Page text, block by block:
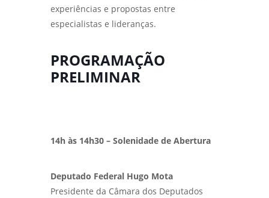
experiências e propostas entre
especialistas e lideranças.
PROGRAMAÇÃO
PRELIMINAR
14h às 14h30 – Solenidade de Abertura
Deputado Federal Hugo Mota
Presidente da Câmara dos Deputados